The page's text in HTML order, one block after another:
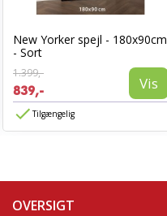
New Yorker spejl - 180x90cm
- Sort
1.399,-
839,- Vis
Tilgængelig
OVERSIGT